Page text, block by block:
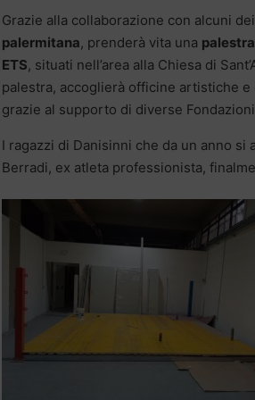
Grazie alla collaborazione con alcuni
palermitana, prenderà vita una
ETS, situati nell’area alla Chiesa di
palestra, accoglierà officine artistiche e
grazie al supporto di diverse
I ragazzi di Danisinni che da un anno
Berradi, ex atleta professionista,